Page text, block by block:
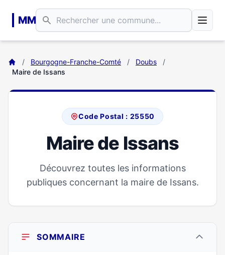
MM
/ Bourgogne-Franche-Comté / Doubs
/
Maire de Issans
Code Postal : 25550
Maire de Issans
Découvrez toutes les informations
publiques concernant la maire de Issans.
SOMMAIRE